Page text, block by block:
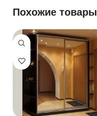
Похожие товары